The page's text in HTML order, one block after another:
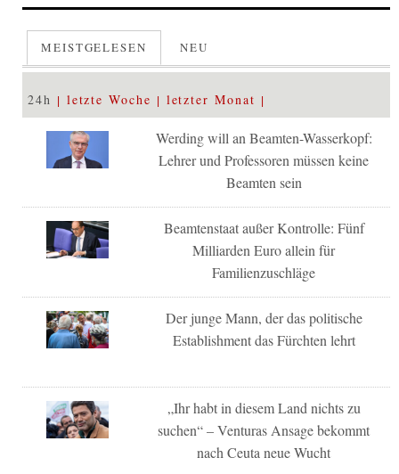
MEISTGELESEN NEU
24h letzte Woche letzter Monat
Werding will an Beamten-Wasserkopf:
Lehrer und Professoren müssen keine
Beamten sein
Beamtenstaat außer Kontrolle: Fünf
Milliarden Euro allein für
Familienzuschläge
Der junge Mann, der das politische
Establishment das Fürchten lehrt
„Ihr habt in diesem Land nichts zu
suchen“ – Venturas Ansage bekommt
nach Ceuta neue Wucht